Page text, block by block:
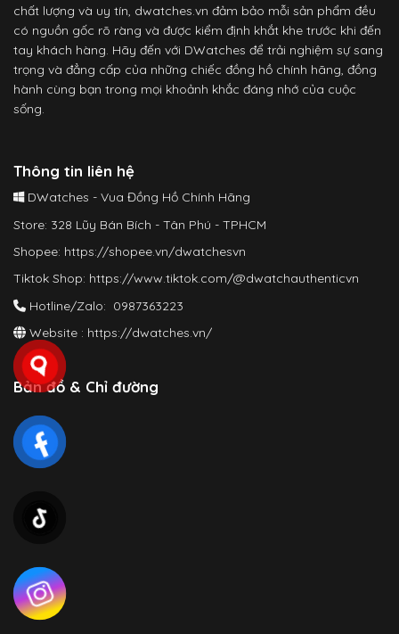
chất lượng và uy tín, dwatches.vn đảm bảo mỗi sản phẩm đều
có nguồn gốc rõ ràng và được kiểm định khắt khe trước khi đến
tay khách hàng. Hãy đến với DWatches để trải nghiệm sự sang
trọng và đẳng cấp của những chiếc đồng hồ chính hãng, đồng
hành cùng bạn trong mọi khoảnh khắc đáng nhớ của cuộc
sống.
Thông tin liên hệ
DWatches - Vua Đồng Hồ Chính Hãng
Store: 328 Lũy Bán Bích - Tân Phú - TPHCM
Shopee: https://shopee.vn/dwatchesvn
Tiktok Shop: https://www.tiktok.com/@dwatchauthenticvn
Hotline/Zalo: 0987363223
Website : https://dwatches.vn/
Bản đồ & Chỉ đường